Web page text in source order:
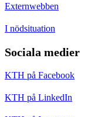
Externwebben
I nödsituation
Sociala medier
KTH på Facebook
KTH på LinkedIn